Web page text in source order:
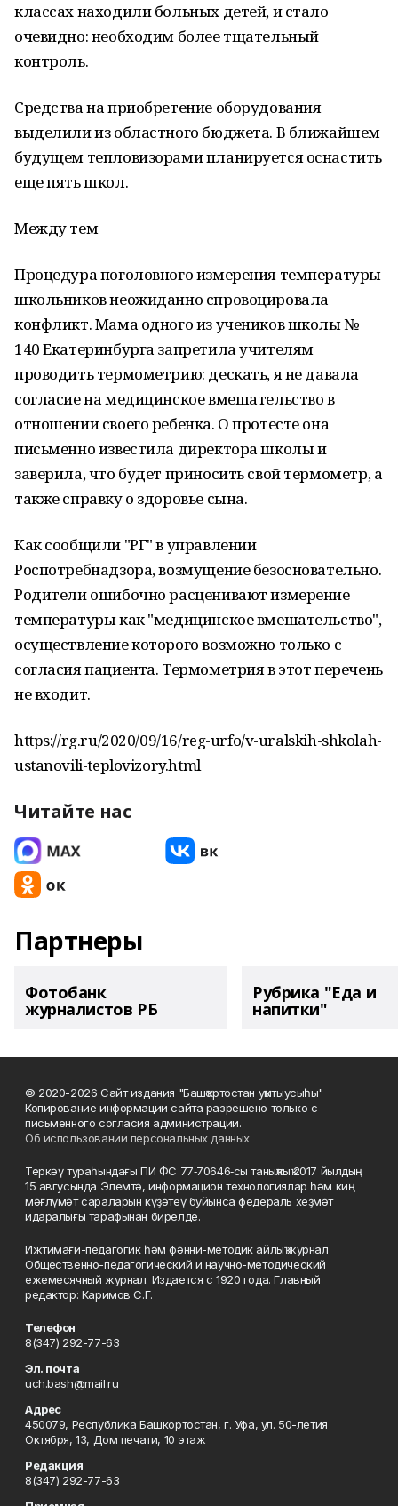
классах находили больных детей, и стало
очевидно: необходим более тщательный
контроль.
Средства на приобретение оборудования
выделили из областного бюджета. В ближайшем
будущем тепловизорами планируется оснастить
еще пять школ.
Между тем
Процедура поголовного измерения температуры
школьников неожиданно спровоцировала
конфликт. Мама одного из учеников школы №
140 Екатеринбурга запретила учителям
проводить термометрию: дескать, я не давала
согласие на медицинское вмешательство в
отношении своего ребенка. О протесте она
письменно известила директора школы и
заверила, что будет приносить свой термометр, а
также справку о здоровье сына.
Как сообщили "РГ" в управлении
Роспотребнадзора, возмущение безосновательно.
Родители ошибочно расценивают измерение
температуры как "медицинское вмешательство",
осуществление которого возможно только с
согласия пациента. Термометрия в этот перечень
не входит.
https://rg.ru/2020/09/16/reg-urfo/v-uralskih-shkolah-
ustanovili-teplovizory.html
Читайте нас
Партнеры
Фотобанк
журналистов РБ
Рубрика "Еда и
напитки"
© 2020-2026 Сайт издания "Башҡортостан уҡытыусыһы"
Копирование информации сайта разрешено только с
письменного согласия администрации.
Об использовании персональных данных
Теркәү тураһындағы ПИ ФС 77‑70646‑сы таныҡлыҡ 2017 йылдың
15 авгусында Элемтә, информацион технологиялар һәм киң
мәғлүмәт сараларын күҙәтеү буйынса федераль хеҙмәт
идаралығы тарафынан бирелде.
Ижтимағи-педагогик һәм фәнни-методик айлыҡ журнал
Общественно-педагогический и научно-методический
ежемесячный журнал. Издается с 1920 года. Главный
редактор: Каримов С.Г.
Телефон
8(347) 292-77-63
Эл. почта
uch.bash@mail.ru
Адрес
450079, Республика Башкортостан, г. Уфа, ул. 50-летия
Октября, 13, Дом печати, 10 этаж
Редакция
8(347) 292-77-63